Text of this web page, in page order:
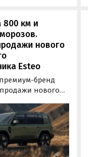
800 км и
нового
Esteo
бренд
нового
силовой
для
Esteo и